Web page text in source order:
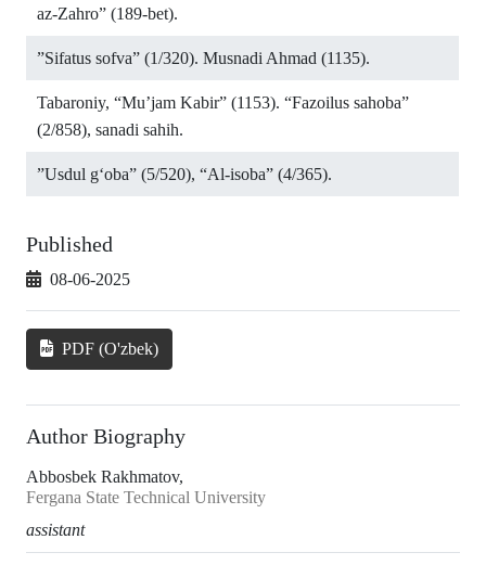
az-Zahro” (189-bet).
”Sifatus sofva” (1/320). Musnadi Ahmad (1135).
Tabaroniy, “Mu’jam Kabir” (1153). “Fazoilus sahoba”
(2/858), sanadi sahih.
”Usdul g‘oba” (5/520), “Al-isoba” (4/365).
Published
08-06-2025
PDF (O'zbek)
Author Biography
Abbosbek Rakhmatov,
Fergana State Technical University
assistant